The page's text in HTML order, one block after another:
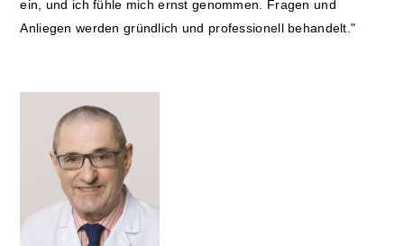
ein, und ich fühle mich ernst genommen. Fragen und
Anliegen werden gründlich und professionell behandelt."